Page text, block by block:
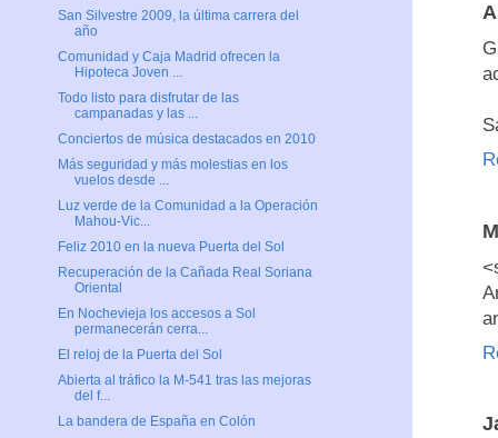
San Silvestre 2009, la última carrera del
año
Comunidad y Caja Madrid ofrecen la
Hipoteca Joven ...
Todo listo para disfrutar de las
campanadas y las ...
Conciertos de música destacados en 2010
Más seguridad y más molestias en los
vuelos desde ...
Luz verde de la Comunidad a la Operación
Mahou-Vic...
Feliz 2010 en la nueva Puerta del Sol
Recuperación de la Cañada Real Soriana
Oriental
En Nochevieja los accesos a Sol
permanecerán cerra...
El reloj de la Puerta del Sol
Abierta al tráfico la M-541 tras las mejoras
del f...
La bandera de España en Colón